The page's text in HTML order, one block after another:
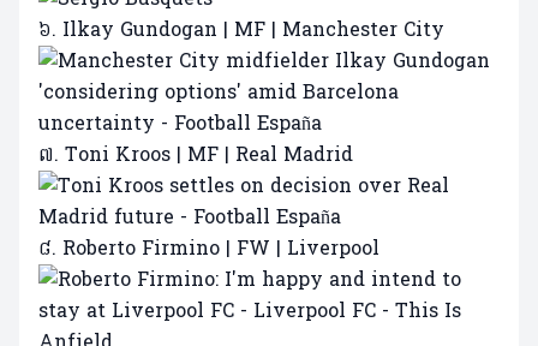
៦. Ilkay Gundogan | MF | Manchester City
៧. Toni Kroos | MF | Real Madrid
៨. Roberto Firmino | FW | Liverpool